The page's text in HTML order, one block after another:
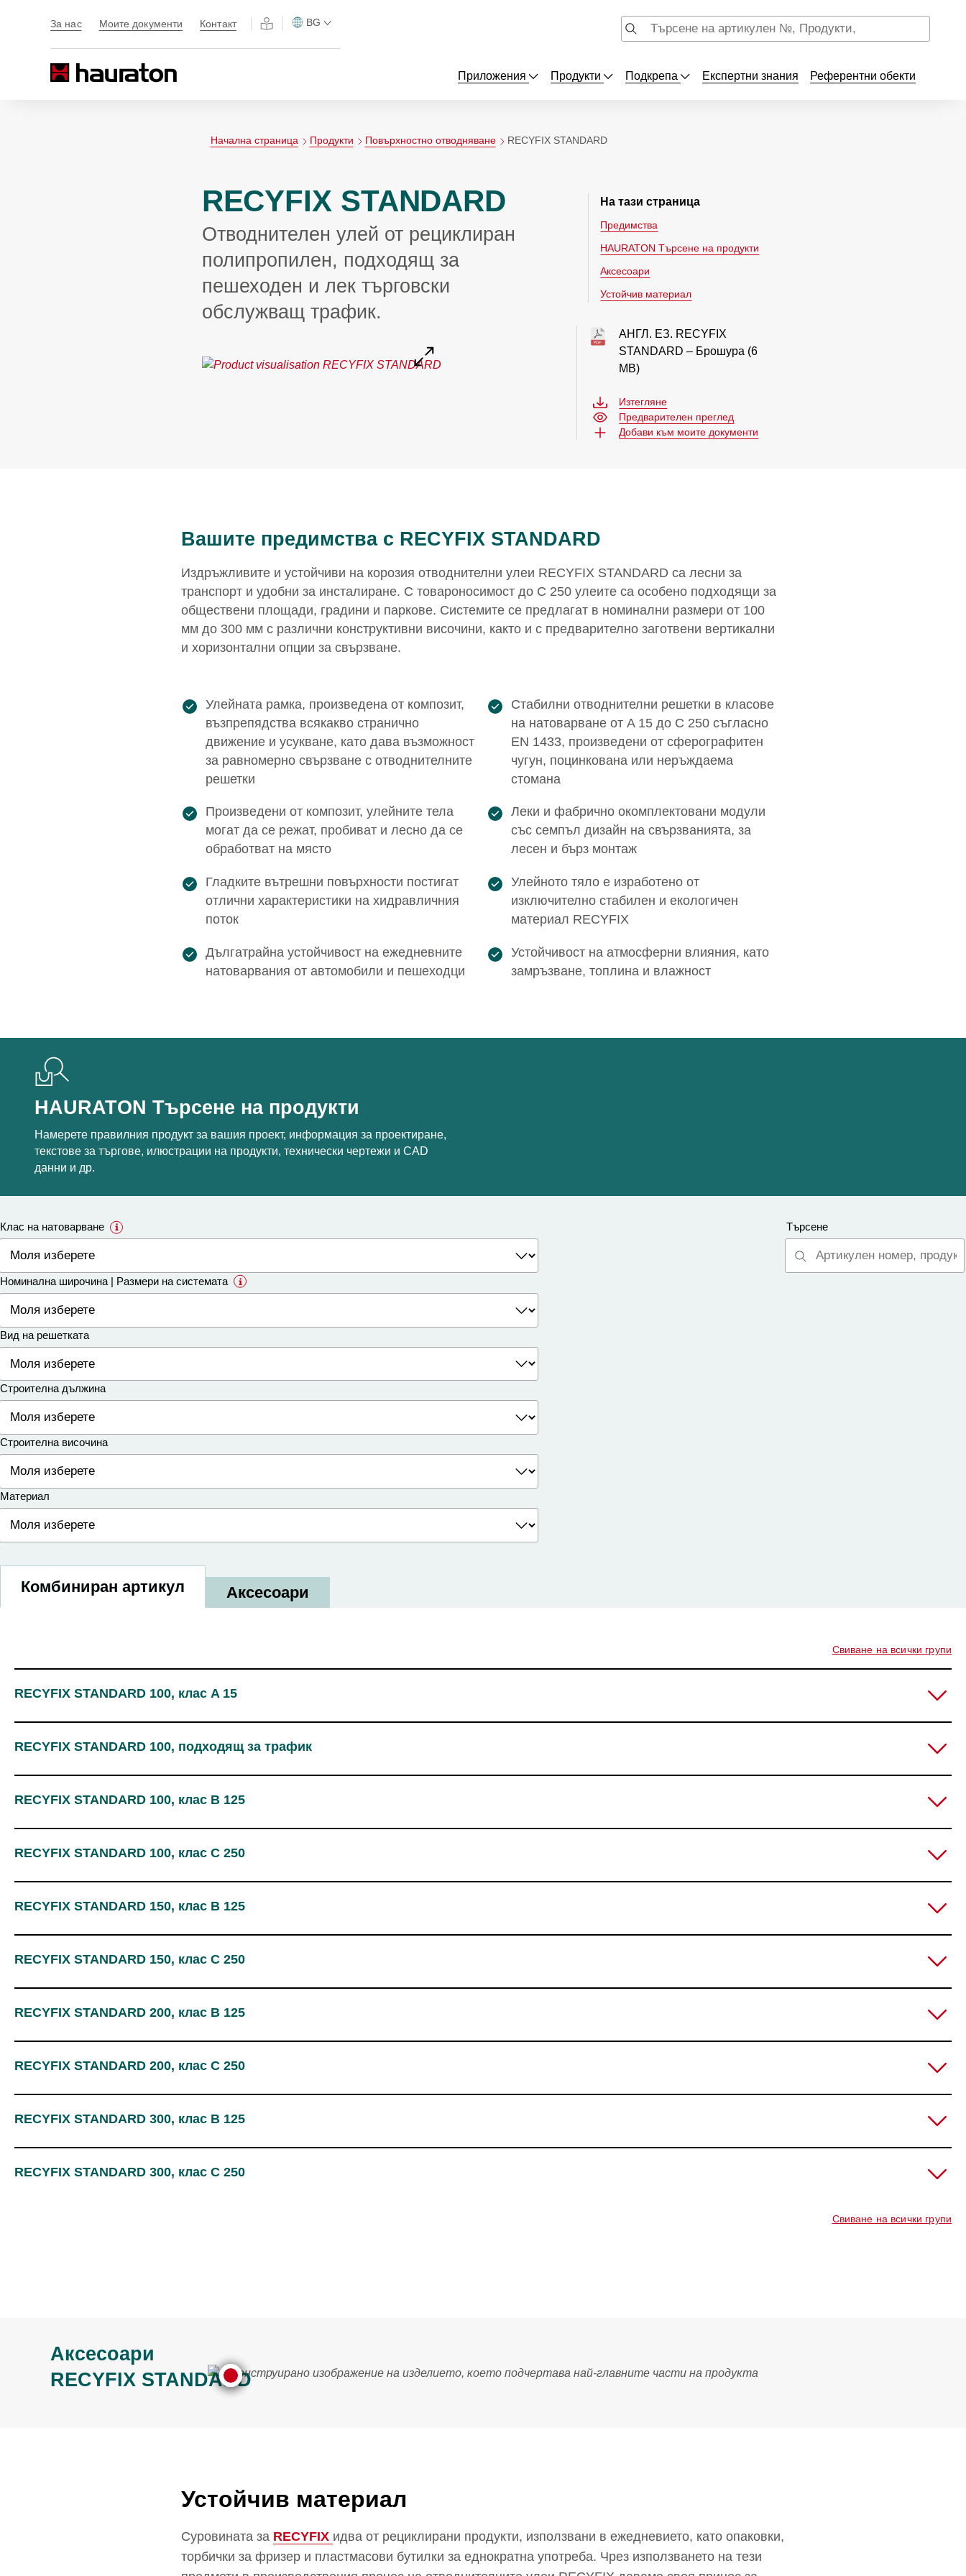
За нас Моите документи Контакт BG
Приложения Продукти Подкрепа Експертни знания Референтни обекти
Начална страница Продукти Повърхностно отводняване RECYFIX STANDARD
RECYFIX STANDARD
Отводнителен улей от рециклиран
полипропилен, подходящ за
пешеходен и лек търговски
обслужващ трафик.
На тази страница
Предимства
HAURATON Търсене на продукти
Аксесоари
Устойчив материал
АНГЛ. ЕЗ. RECYFIX
STANDARD – Брошура (6
MB)
Изтегляне
Предварителен преглед
Добави към моите документи
Вашите предимства с RECYFIX STANDARD
Издръжливите и устойчиви на корозия отводнителни улеи RECYFIX STANDARD са лесни за
транспорт и удобни за инсталиране. С товароносимост до C 250 улеите са особено подходящи за
обществени площади, градини и паркове. Системите се предлагат в номинални размери от 100
мм до 300 мм с различни конструктивни височини, както и с предварително заготвени вертикални
и хоризонтални опции за свързване.
Улейната рамка, произведена от композит,
възпрепядства всякакво странично
движение и усукване, като дава възмож­ност
за равномерно свързване с отводнителните
решетки
Стабилни отводнителни решетки в класове
на натовар­ване от A 15 до C 250 съгласно
EN 1433, произведени от сферо­графитен
чугун, поцинко­вана или неръждаема
стомана
Произведени от композит, улейните тела
могат да се режат, пробиват и лесно да се
обработват на място
Леки и фабрично окомплек­товани модули
със семпъл дизайн на свързванията, за
лесен и бърз монтаж
Гладките вътрешни повърхно­сти постигат
отлични характе­ристики на хидравличния
поток
Улейното тяло е изработено от
изключително стабилен и екологичен
материал RECYFIX
Дългатрайна устойчивост на ежедневните
натоварвания от автомобили и пешеходци
Устойчивост на атмосферни влияния, като
замръзване, топлина и влажност
HAURATON Търсене на продукти
Намерете правилния продукт за вашия проект, информация за проектиране,
текстове за търгове, илюстрации на продукти, технически чертежи и CAD
данни и др.
Клас на натоварване
Номинална широчина | Размери на системата
Вид на решетката
Строителна дължина
Строителна височина
Материал
Търсене
Комбиниран артикул Аксесоари
Свиване на всички групи
RECYFIX STANDARD 100, клас A 15
RECYFIX STANDARD 100, подходящ за трафик
RECYFIX STANDARD 100, клас B 125
RECYFIX STANDARD 100, клас C 250
RECYFIX STANDARD 150, клас B 125
RECYFIX STANDARD 150, клас C 250
RECYFIX STANDARD 200, клас B 125
RECYFIX STANDARD 200, клас C 250
RECYFIX STANDARD 300, клас B 125
RECYFIX STANDARD 300, клас C 250
Свиване на всички групи
Аксесоари
RECYFIX STANDARD
Устойчив материал
Суровината за RECYFIX идва от рециклирани продукти, използвани в ежедневието, като опаковки,
торбички за фризер и пластмасови бутилки за еднократна употреба. Чрез използването на тези